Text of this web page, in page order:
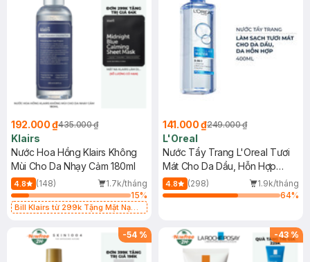
192.000 ₫435.000 ₫
Klairs
Nước Hoa Hồng Klairs Không
Mùi Cho Da Nhạy Cảm 180ml
4.8 (148)
1.7k/tháng
15%
Bill Klairs từ 299k Tặng Mặt Nạ
25ml (SL Có Hạn)
141.000 ₫249.000 ₫
L'Oreal
Nước Tẩy Trang L'Oreal Tươi
Mát Cho Da Dầu, Hỗn Hợp
400ml
4.8 (298)
1.9k/tháng
64%
-54 % -43 %